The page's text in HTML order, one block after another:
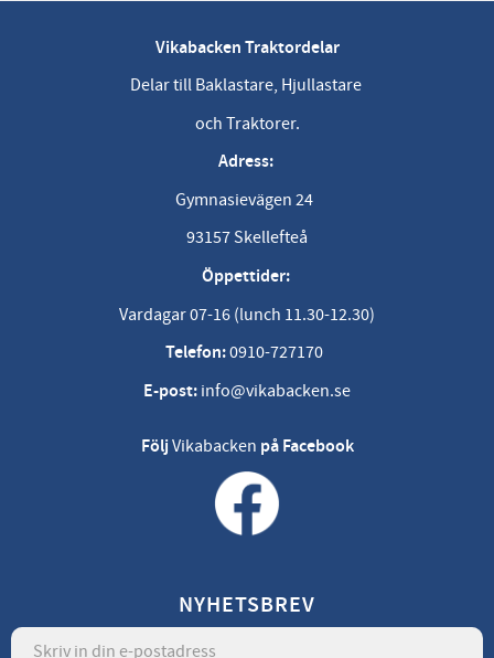
Vikabacken Traktordelar
Delar till Baklastare, Hjullastare
och Traktorer.
Adress:
Gymnasievägen 24
93157 Skellefteå
Öppettider:
Vardagar 07-16 (lunch 11.30-12.30)
Telefon:0910-727170
E-post: info@vikabacken.se
FöljVikabacken på Facebook
NYHETSBREV